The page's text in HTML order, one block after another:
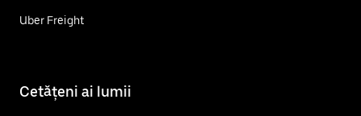
Uber Freight
Cetățeni ai lumii